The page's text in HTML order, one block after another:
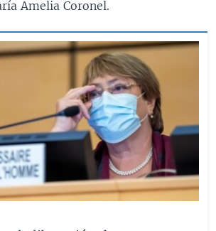
Amelia Coronel.